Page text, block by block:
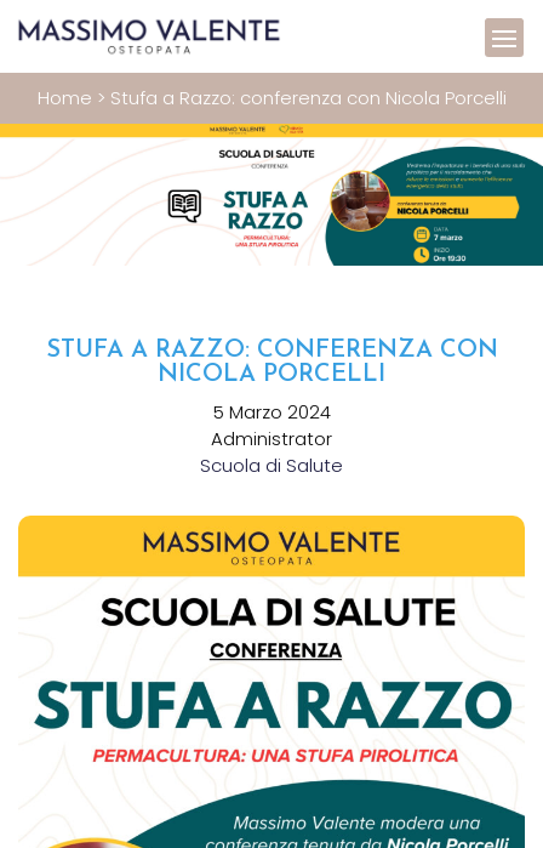
Home > Stufa a Razzo: conferenza con Nicola Porcelli
STUFA A RAZZO: CONFERENZA CON
NICOLA PORCELLI
5 Marzo 2024
Administrator
Scuola di Salute